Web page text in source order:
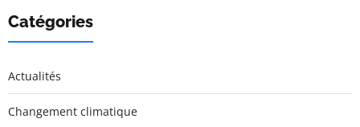
Catégories
Actualités
Changement climatique